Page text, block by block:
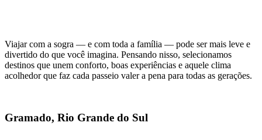
Viajar com a sogra — e com toda a família — pode ser mais leve e
divertido do que você imagina. Pensando nisso, selecionamos
destinos que unem conforto, boas experiências e aquele clima
acolhedor que faz cada passeio valer a pena para todas as gerações.
Gramado, Rio Grande do Sul